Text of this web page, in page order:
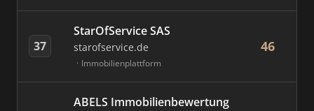
37
StarOfService SAS
starofservice.de
Immobilienplattform
46
ABELS Immobilienbewertung